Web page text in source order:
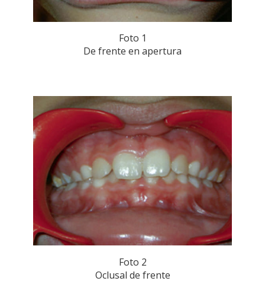
Foto 1
De frente en apertura
Foto 2
Oclusal de frente